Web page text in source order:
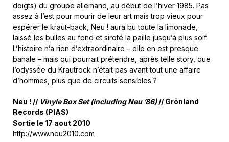
doigts) du groupe allemand, au début de l’hiver 1985. Pas
assez à l’est pour mourir de leur art mais trop vieux pour
espérer le kraut-back, Neu ! aura bu toute la limonade,
laissé les bulles au fond et siroté la paille jusqu’à plus soif.
L’histoire n’a rien d’extraordinaire – elle en est presque
banale – mais qui pourrait prétendre, après telle story, que
l’odyssée du Krautrock n’était pas avant tout une affaire
d’hommes, plus que de circuits sensibles ?
Neu ! // Vinyle Box Set (including Neu ’86)// Grönland
Records (PIAS)
Sortie le 17 aout 2010
http://www.neu2010.com